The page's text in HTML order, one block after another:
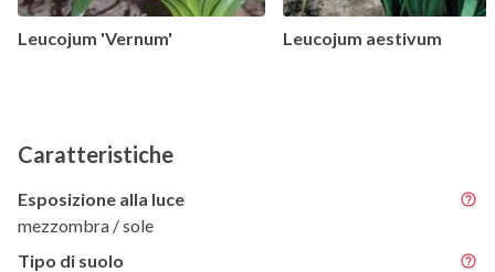
Leucojum 'Vernum' Leucojum aestivum
Caratteristiche
Esposizione alla luce
mezzombra / sole
Tipo di suolo